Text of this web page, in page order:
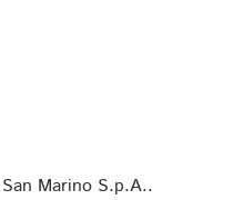
Marino S.p.A..